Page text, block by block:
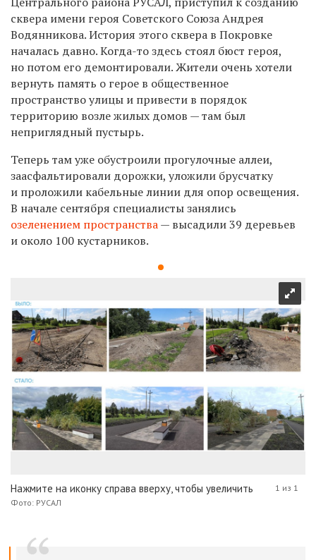
сквера имени героя Советского Союза Андрея
Водянникова. История этого сквера в Покровке
началась давно. Когда-то здесь стоял бюст героя,
но потом его демонтировали. Жители очень хотели
вернуть память о герое в общественное
пространство улицы и привести в порядок
территорию возле жилых домов — там был
неприглядный пустырь.
Теперь там уже обустроили прогулочные аллеи,
заасфальтировали дорожки, уложили брусчатку
и проложили кабельные линии для опор освещения.
В начале сентября специалисты занялись
озеленением пространства— высадили 39 деревьев
и около 100 кустарников.
Нажмите на иконку справа вверху, чтобы увеличить
Фото: РУСАЛ
1 из 1